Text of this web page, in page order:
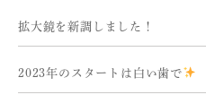
拡大鏡を新調しました！
2023年のスタートは白い歯で